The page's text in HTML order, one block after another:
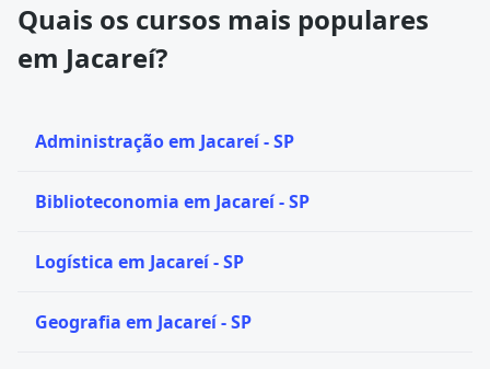
Quais os cursos mais populares
em Jacareí?
Administração em Jacareí - SP
Biblioteconomia em Jacareí - SP
Logística em Jacareí - SP
Geografia em Jacareí - SP